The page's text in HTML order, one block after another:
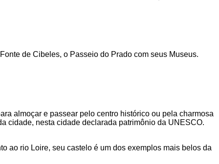
de Cibeles, o Passeio do Prado com seus Museus.
almoçar e passear pelo centro histórico ou pela charmosa
cidade, nesta cidade declarada patrimônio da UNESCO.
ao rio Loire, seu castelo é um dos exemplos mais belos da